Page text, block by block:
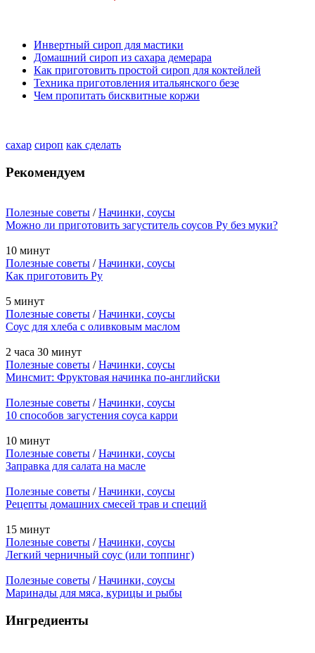
Инвертный сироп для мастики
Домашний сироп из сахара демерара
Как приготовить простой сироп для коктейлей
Техника приготовления итальянского безе
Чем пропитать бисквитные коржи
сахар сироп как сделать
Рекомендуем
Полезные советы /Начинки, соусы
Можно ли приготовить загуститель соусов Ру без муки?
10 минут
Полезные советы /Начинки, соусы
Как приготовить Ру
5 минут
Полезные советы /Начинки, соусы
Соус для хлеба с оливковым маслом
2 часа 30 минут
Полезные советы /Начинки, соусы
Минсмит: Фруктовая начинка по-английски
Полезные советы /Начинки, соусы
10 способов загустения соуса карри
10 минут
Полезные советы /Начинки, соусы
Заправка для салата на масле
Полезные советы /Начинки, соусы
Рецепты домашних смесей трав и специй
15 минут
Полезные советы /Начинки, соусы
Легкий черничный соус (или топпинг)
Полезные советы /Начинки, соусы
Маринады для мяса, курицы и рыбы
Ингредиенты